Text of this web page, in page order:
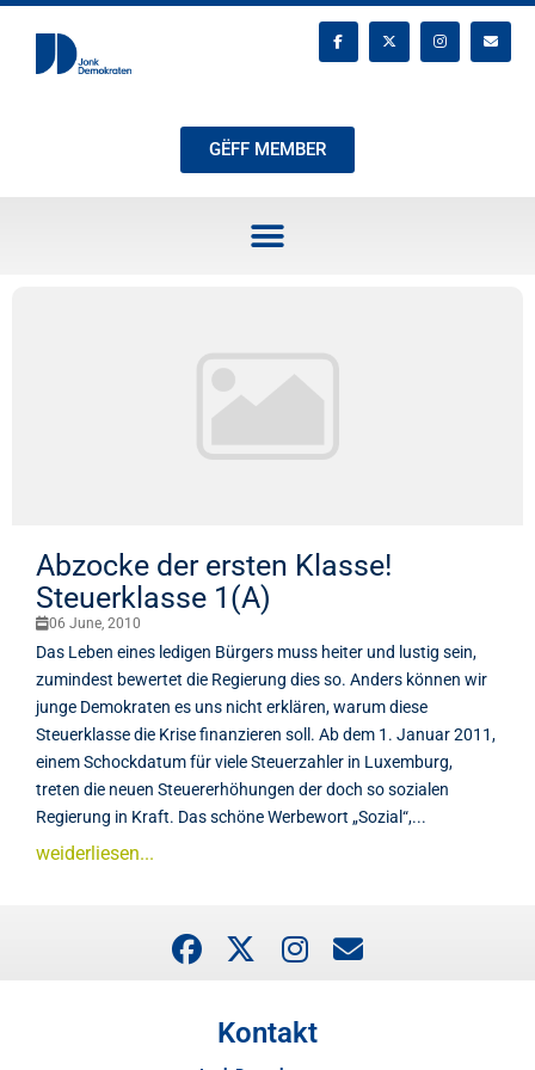
GËFF MEMBER
Abzocke der ersten Klasse!
Steuerklasse 1(A)
06 June, 2010
Das Leben eines ledigen Bürgers muss heiter und lustig sein,
zumindest bewertet die Regierung dies so. Anders können wir
junge Demokraten es uns nicht erklären, warum diese
Steuerklasse die Krise finanzieren soll. Ab dem 1. Januar 2011,
einem Schockdatum für viele Steuerzahler in Luxemburg,
treten die neuen Steuererhöhungen der doch so sozialen
Regierung in Kraft. Das schöne Werbewort „Sozial“,...
weiderliesen...
Kontakt